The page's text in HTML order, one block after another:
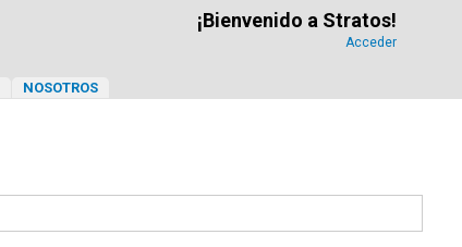
¡Bienvenido a Stratos!
Acceder
NOSOTROS